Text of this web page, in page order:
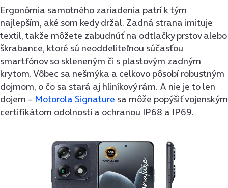
Ergonómia samotného zariadenia patrí k tým
najlepším, aké som kedy držal. Zadná strana imituje
textil, takže môžete zabudnúť na odtlačky prstov alebo
škrabance, ktoré sú neoddeliteľnou súčasťou
smartfónov so skleneným či s plastovým zadným
krytom. Vôbec sa nešmýka a celkovo pôsobí robustným
dojmom, o čo sa stará aj hliníkový rám. A nie je to len
dojem – Motorola Signature sa môže popýšiť vojenským
certifikátom odolnosti a ochranou IP68 a IP69.